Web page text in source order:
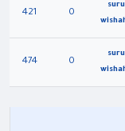
0
421
0
474